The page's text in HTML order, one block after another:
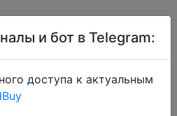
Coins
и бот в Telegram:
доступа к актуальным